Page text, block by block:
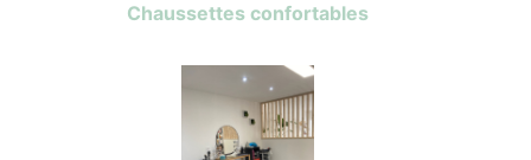
Chaussettes confortables